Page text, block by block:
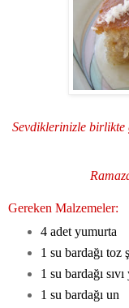
Sevdiklerinizle birlikte
Gereken Malzemeler:
4 adet yumurta
1 su bardağı toz
1 su bardağı sıvı
1 su bardağı un